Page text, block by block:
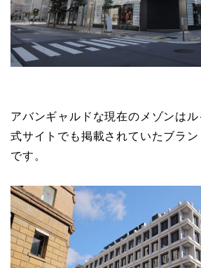
アバンギャルドな現在のメゾンは
式サイトでも掲載されていたブラ
です。